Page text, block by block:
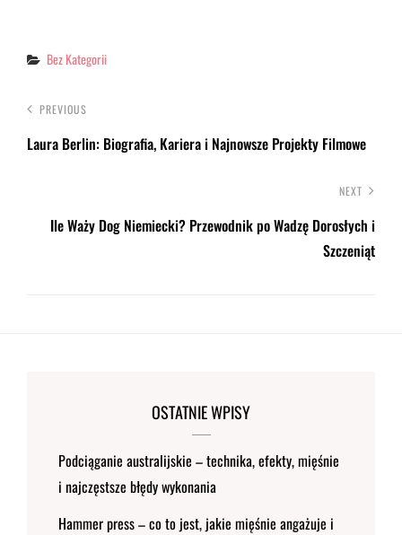
Categories
Bez Kategorii
PREVIOUS
Laura Berlin: Biografia, Kariera i Najnowsze Projekty Filmowe
NEXT
Ile Waży Dog Niemiecki? Przewodnik po Wadzę Dorosłych i
Szczeniąt
OSTATNIE WPISY
Podciąganie australijskie – technika, efekty, mięśnie
i najczęstsze błędy wykonania
Hammer press – co to jest, jakie mięśnie angażuje i